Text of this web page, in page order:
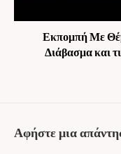
Εκπομπή Με
Διάβασμα και
Αφήστε μια